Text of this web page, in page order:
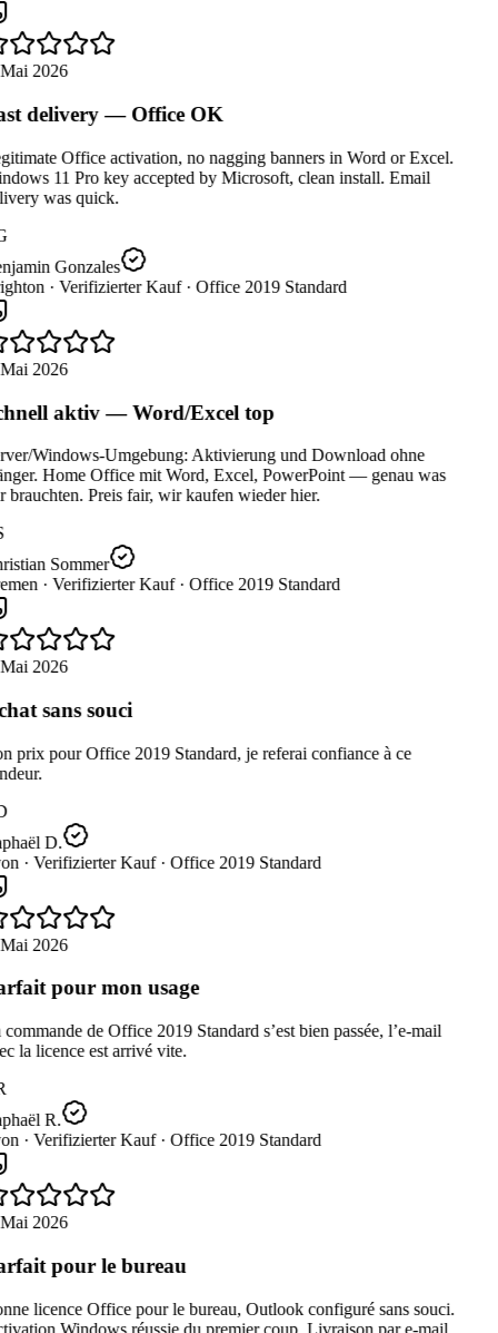
2026
delivery — Office OK
Office activation, no nagging banners in Word or Excel.
11 Pro key accepted by Microsoft, clean install. Email
was quick.
Gonzales
· Verifizierter Kauf · Office 2019 Standard
2026
aktiv — Word/Excel top
Windows-Umgebung: Aktivierung und Download ohne
Home Office mit Word, Excel, PowerPoint — genau was
Preis fair, wir kaufen wieder hier.
Sommer
· Verifizierter Kauf · Office 2019 Standard
2026
sans souci
prix pour Office 2019 Standard, je referai confiance à ce
D.
· Verifizierter Kauf · Office 2019 Standard
2026
pour mon usage
de Office 2019 Standard s’est bien passée, l’e-mail
la licence est arrivé vite.
R.
· Verifizierter Kauf · Office 2019 Standard
2026
pour le bureau
licence Office pour le bureau, Outlook configuré sans souci.
Windows réussie du premier coup. Livraison par e-mail